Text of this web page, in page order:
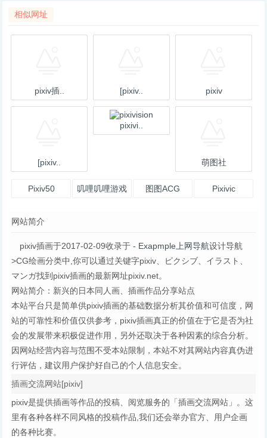
相似网址
pixiv插.. [pixiv.. pixiv
[pixiv..
pixivi..
萌图社
Pixiv50
叽哩叽哩游戏
图图ACG Pixivic
网站简介
pixiv插画于2017-02-09收录于 - Exapmple上网导航设计导航
>CG绘画分类中,你可以通过关键字pixiv、ピクシブ、イラスト、
マンガ找到pixiv插画的最新网址pixiv.net。
网站简介：新兴的日本同人画、插画作品分享站点
本站平台只是简单供pixiv插画的基础数据分析其价值和可信度，网
站的可靠性和价值仅供参考，pixiv插画真正的价值在于它是否为社
会的发展带来积极促进作用，另外还取决于各种因素的综合分析。
因网站经营内容与范围不受本站限制，本站不对其网站内容真伪进
行评估，建议用户保护好自己的个人信息安全。
插画交流网站[pixiv]
pixiv是提供插画等作品的投稿、阅览服务的「插画交流网站」。这
里有各种各样不同风格的投稿作品,我们还会举办官方、用户企画
的各种比赛。